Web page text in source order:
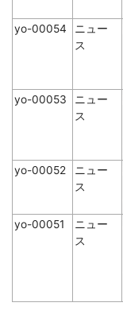
yo-00054
ニュー
ス
yo-00053
ニュー
ス
yo-00052
ニュー
ス
yo-00051
ニュー
ス